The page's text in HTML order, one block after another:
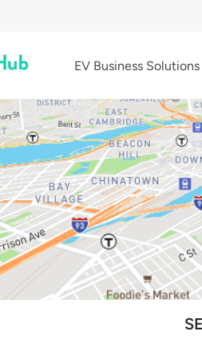
EV Business Solutions